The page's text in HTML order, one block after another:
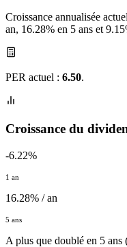
Croissance annualisée
an, 16.28% en 5 ans et
PER actuel : 6.50.
Croissance du
-6.22%
1 an
16.28% / an
5 ans
A plus que doublé en 5 ans